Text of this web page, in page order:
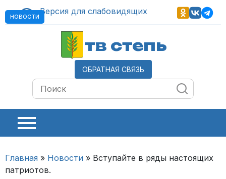
Версия для слабовидящих
тв степь
ОБРАТНАЯ СВЯЗЬ
Главная » Новости » Вступайте в ряды настоящих
патриотов.
НОВОСТИ